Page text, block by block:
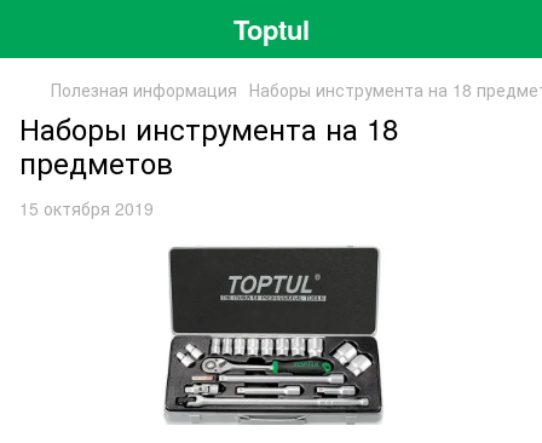
Toptul
Полезная информация Наборы инструмента на 18
Наборы инструмента на 18
предметов
15 октября 2019